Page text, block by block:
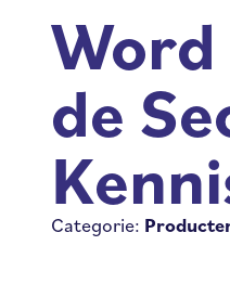
de
Categorie: